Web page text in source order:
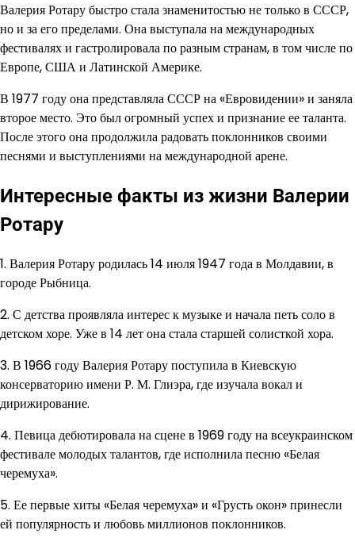
Валерия Ротару быстро стала знаменитостью не только в СССР,
но и за его пределами. Она выступала на международных
фестивалях и гастролировала по разным странам, в том числе по
Европе, США и Латинской Америке.
В 1977 году она представляла СССР на «Евровидении» и заняла
второе место. Это был огромный успех и признание ее таланта.
После этого она продолжила радовать поклонников своими
песнями и выступлениями на международной арене.
Интересные факты из жизни Валерии
Ротару
1. Валерия Ротару родилась 14 июля 1947 года в Молдавии, в
городе Рыбница.
2. С детства проявляла интерес к музыке и начала петь соло в
детском хоре. Уже в 14 лет она стала старшей солисткой хора.
3. В 1966 году Валерия Ротару поступила в Киевскую
консерваторию имени Р. М. Глиэра, где изучала вокал и
дирижирование.
4. Певица дебютировала на сцене в 1969 году на всеукраинском
фестивале молодых талантов, где исполнила песню «Белая
черемуха».
5. Ее первые хиты «Белая черемуха» и «Грусть окон» принесли
ей популярность и любовь миллионов поклонников.